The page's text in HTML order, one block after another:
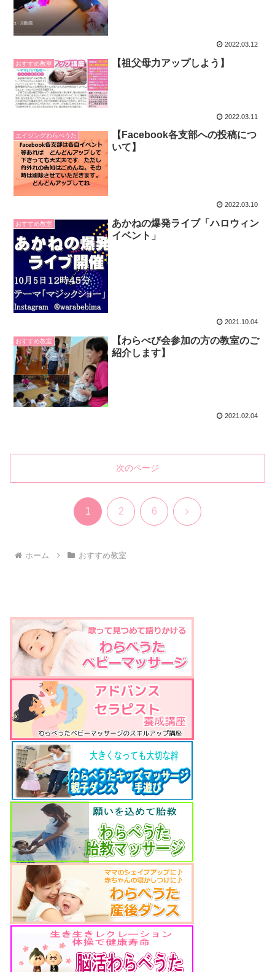
2022.03.12
おすすめ教室 【祖父母力アップしよう】
2022.03.11
エイジングわらべうた
【Facebook各支部への投稿につ
いて】
2022.03.10
おすすめ教室
あかねの爆発ライブ「ハロウィン
イベント」
2021.10.04
おすすめ教室
【わらべび会参加の方の教室のご
紹介します】
2021.02.04
次のページ
1 2 6 次
ホーム おすすめ教室